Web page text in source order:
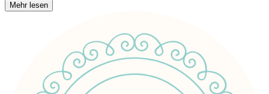
Mehr lesen